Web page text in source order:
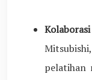
pelatihan